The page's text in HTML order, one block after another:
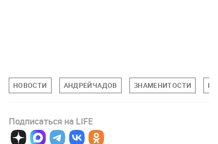
НОВОСТИ АНДРЕЙЧАДОВ ЗНАМЕНИТОСТИ
Подписаться на LIFE